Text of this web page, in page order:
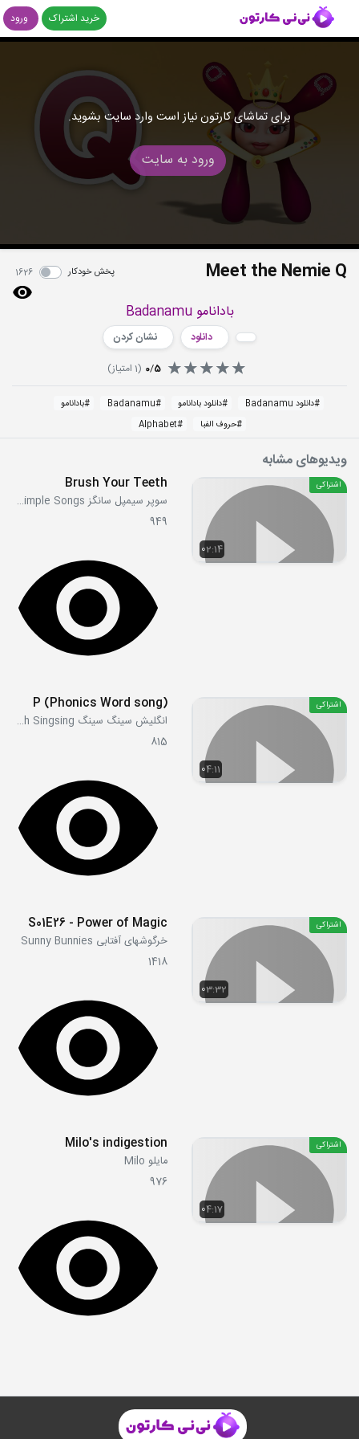
خرید اشتراک ورود
برای تماشای کارتون نیاز است وارد سایت بشوید.
ورود به سایت
Meet the Nemie Q پخش خودکار 1626
بادانامو Badanamu
دانلود
نشان کردن
0/5
(
1 امتیاز)
#دانلود Badanamu #دانلود بادانامو #
Badanamu
#بادانامو
#حروف الفبا #
Alphabet
ویدیوهای مشابه
02:14
اشتراکی Brush Your Teeth
سوپر سیمپل سانگز Super Simple Songs
949
04:11
اشتراکی P (Phonics Word song)
انگلیش سینگ سینگ English Singsing
815
03:32
اشتراکی S01E26 - Power of Magic
خرگوشهای آفتابی Sunny Bunnies
1418
04:17
اشتراکی Milo's indigestion
مایلو Milo
976